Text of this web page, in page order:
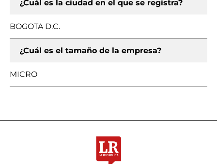
¿Cuál es la ciudad en el que se registra?
BOGOTA D.C.
¿Cuál es el tamaño de la empresa?
MICRO